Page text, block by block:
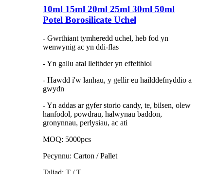
10ml 15ml 20ml 25ml 30ml 50ml
Potel Borosilicate Uchel
- Gwrthiant tymheredd uchel, heb fod yn
wenwynig ac yn ddi-flas
- Yn gallu atal lleithder yn effeithiol
- Hawdd i'w lanhau, y gellir eu hailddefnyddio a
gwydn
- Yn addas ar gyfer storio candy, te, bilsen, olew
hanfodol, powdrau, halwynau baddon,
gronynnau, perlysiau, ac ati
MOQ: 5000pcs
Pecynnu: Carton / Pallet